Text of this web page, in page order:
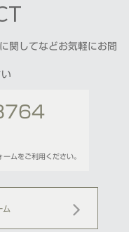
関してなどお気軽にお問
ムをご利用ください。
ム